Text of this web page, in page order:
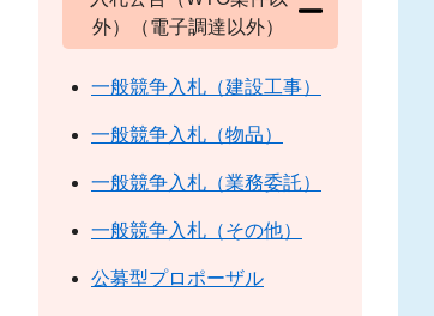
外）（電子調達以外）
一般競争入札（建設工事）
一般競争入札（物品）
一般競争入札（業務委託）
一般競争入札（その他）
公募型プロポーザル